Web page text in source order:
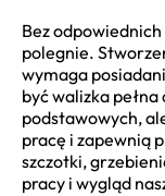
Bez
polegnie.
wymaga
być walizka
podstawowych,
pracę i zapewnią
szczotki,
pracy i wygląd